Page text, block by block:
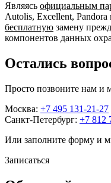
Являясь официальным
Autolis, Excellent,
бесплатную замену
компонентов данных
Остались
Просто позвоните нам и
Москва: +7 495 131-21-27
Санкт-Петербург: +7 812
Или заполните форму и
Записаться